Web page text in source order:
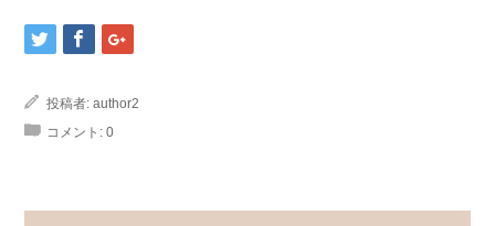
投稿者: author2
コメント: 0